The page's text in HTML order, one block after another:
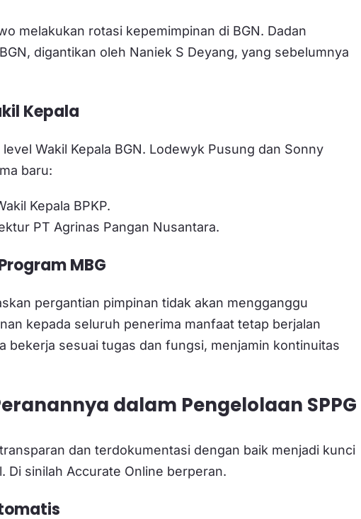
melakukan rotasi kepemimpinan di BGN. Dadan
digantikan oleh Naniek S Deyang, yang sebelumnya
Kepala
Wakil Kepala BGN. Lodewyk Pusung dan Sonny
baru:
Kepala BPKP.
PT Agrinas Pangan Nusantara.
MBG
pergantian pimpinan tidak akan mengganggu
kepada seluruh penerima manfaat tetap berjalan
bekerja sesuai tugas dan fungsi, menjamin kontinuitas
dalam Pengelolaan SPPG
dan terdokumentasi dengan baik menjadi kunci
Di sinilah Accurate Online berperan.